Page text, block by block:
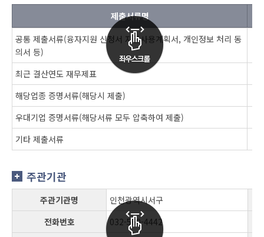
제출서류명
공통 제출서류(융자지원 신청서 자금사용계획서, 개인정보 처리 동
의서 등)
최근 결산연도 재무제표
해당업종 증명서류(해당시 제출)
우대기업 증명서류(해당서류 모두 압축하여 제출)
기타 제출서류
주관기관
주관기관명
인천광역시서구
전화번호
032-560-4442